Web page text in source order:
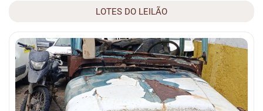
LOTES DO LEILÃO